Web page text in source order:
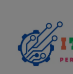
content